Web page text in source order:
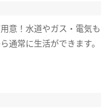
意！水道やガス・電気も
通常に生活ができます。